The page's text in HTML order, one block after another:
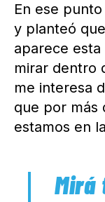
En ese
y planteó
aparece
mirar dentro
me interesa
que por más
estamos en